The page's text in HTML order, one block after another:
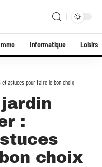
Informatique Loisirs
astuces pour faire le bon choix
:
choix